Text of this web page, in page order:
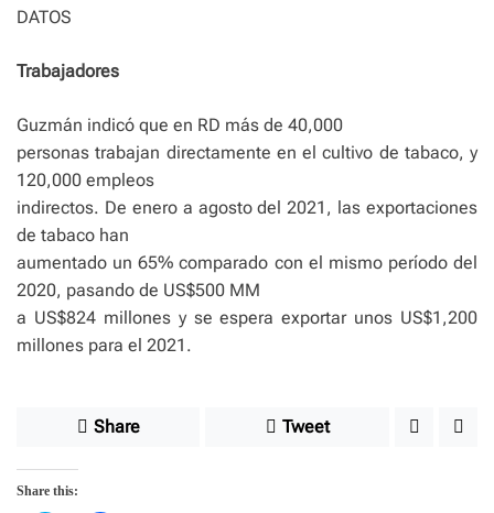
DATOS
Trabajadores
Guzmán indicó que en RD más de 40,000
personas trabajan directamente en el cultivo de tabaco, y
120,000 empleos
indirectos. De enero a agosto del 2021, las exportaciones
de tabaco han
aumentado un 65% comparado con el mismo período del
2020, pasando de US$500 MM
a US$824 millones y se espera exportar unos US$1,200
millones para el 2021.
Share Tweet
Share this: